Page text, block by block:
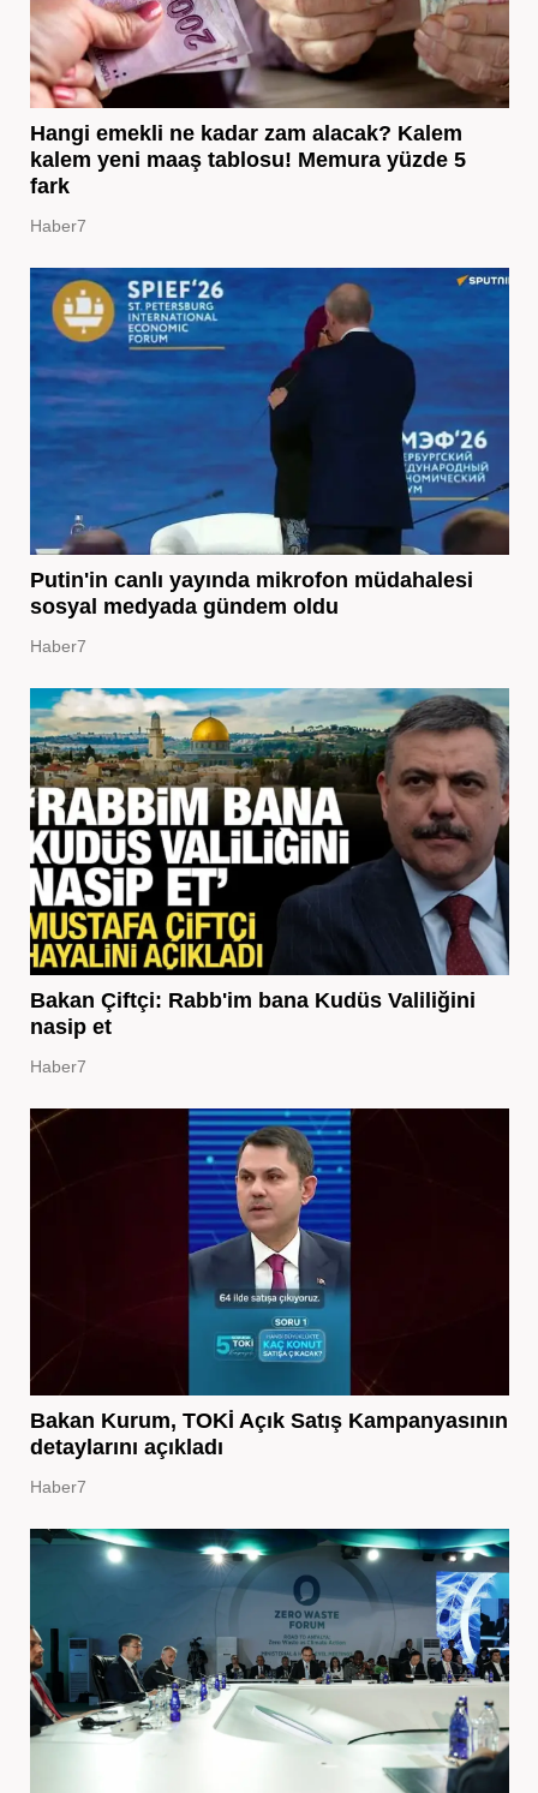
Hangi emekli ne kadar zam alacak? Kalem
kalem yeni maaş tablosu! Memura yüzde 5
fark
Haber7
Putin'in canlı yayında mikrofon müdahalesi
sosyal medyada gündem oldu
Haber7
Bakan Çiftçi: Rabb'im bana Kudüs Valiliğini
nasip et
Haber7
Bakan Kurum, TOKİ Açık Satış Kampanyasının
detaylarını açıkladı
Haber7